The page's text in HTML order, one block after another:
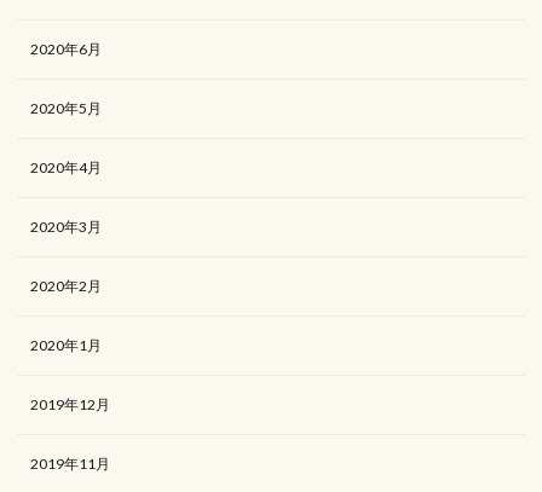
2020年6月
2020年5月
2020年4月
2020年3月
2020年2月
2020年1月
2019年12月
2019年11月